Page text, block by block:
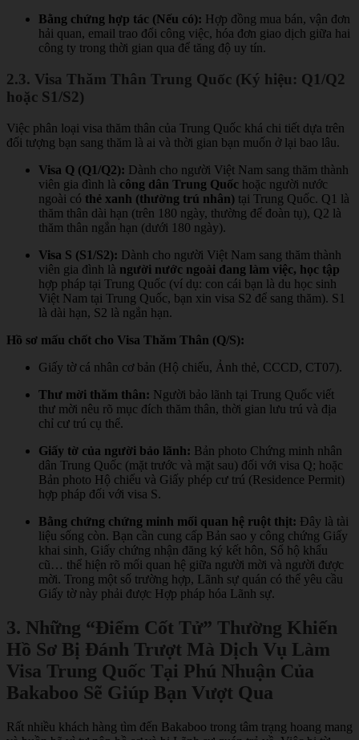
Bằng chứng hợp tác (Nếu có): Hợp đồng mua bán, vận đơn
hải quan, email trao đổi công việc, hóa đơn giao dịch giữa hai
công ty trong thời gian qua để tăng độ uy tín.
2.3. Visa Thăm Thân Trung Quốc (Ký hiệu: Q1/Q2
hoặc S1/S2)
Việc phân loại visa thăm thân của Trung Quốc khá chi tiết dựa trên
đối tượng bạn sang thăm là ai và thời gian bạn muốn ở lại bao lâu.
Visa Q (Q1/Q2): Dành cho người Việt Nam sang thăm thành
viên gia đình là công dân Trung Quốc hoặc người nước
ngoài có thẻ xanh (thường trú nhân) tại Trung Quốc. Q1 là
thăm thân dài hạn (trên 180 ngày, thường để đoàn tụ), Q2 là
thăm thân ngắn hạn (dưới 180 ngày).
Visa S (S1/S2): Dành cho người Việt Nam sang thăm thành
viên gia đình là người nước ngoài đang làm việc, học tập
hợp pháp tại Trung Quốc (ví dụ: con cái bạn là du học sinh
Việt Nam tại Trung Quốc, bạn xin visa S2 để sang thăm). S1
là dài hạn, S2 là ngắn hạn.
Hồ sơ mấu chốt cho Visa Thăm Thân (Q/S):
Giấy tờ cá nhân cơ bản (Hộ chiếu, Ảnh thẻ, CCCD, CT07).
Thư mời thăm thân: Người bảo lãnh tại Trung Quốc viết
thư mời nêu rõ mục đích thăm thân, thời gian lưu trú và địa
chỉ cư trú cụ thể.
Giấy tờ của người bảo lãnh: Bản photo Chứng minh nhân
dân Trung Quốc (mặt trước và mặt sau) đối với visa Q; hoặc
Bản photo Hộ chiếu và Giấy phép cư trú (Residence Permit)
hợp pháp đối với visa S.
Bằng chứng chứng minh mối quan hệ ruột thịt: Đây là tài
liệu sống còn. Bạn cần cung cấp Bản sao y công chứng Giấy
khai sinh, Giấy chứng nhận đăng ký kết hôn, Sổ hộ khẩu
cũ… thể hiện rõ mối quan hệ giữa người mời và người được
mời. Trong một số trường hợp, Lãnh sự quán có thể yêu cầu
Giấy tờ này phải được Hợp pháp hóa Lãnh sự.
3. Những “Điểm Cốt Tử” Thường Khiến
Hồ Sơ Bị Đánh Trượt Mà Dịch Vụ Làm
Visa Trung Quốc Tại Phú Nhuận Của
Bakaboo Sẽ Giúp Bạn Vượt Qua
Rất nhiều khách hàng tìm đến Bakaboo trong tâm trạng hoang mang